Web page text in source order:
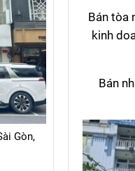
Gòn,
Bán tòa
kinh
Bán